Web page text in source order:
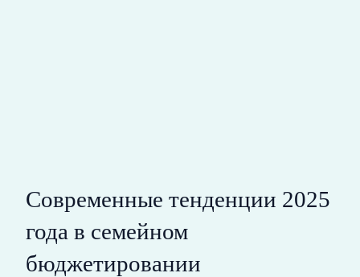
Современные тенденции 2025
года в семейном
бюджетировании